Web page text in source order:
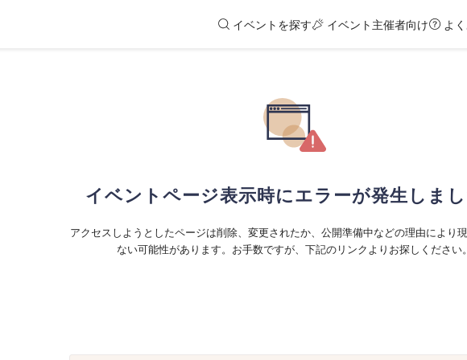
イベントを探す イベント主催者向け よ
イベントページ表示時にエラーが発生しまし
アクセスしようとしたページは削除、変更されたか、公開準備中などの理由により
ない可能性があります。お手数ですが、下記のリンクよりお探しください。